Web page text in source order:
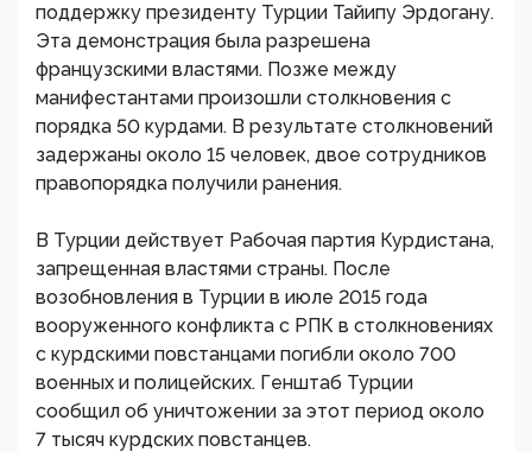
поддержку президенту Турции Тайипу Эрдогану.
Эта демонстрация была разрешена
французскими властями. Позже между
манифестантами произошли столкновения с
порядка 50 курдами. В результате столкновений
задержаны около 15 человек, двое сотрудников
правопорядка получили ранения.
В Турции действует Рабочая партия Курдистана,
запрещенная властями страны. После
возобновления в Турции в июле 2015 года
вооруженного конфликта с РПК в столкновениях
с курдскими повстанцами погибли около 700
военных и полицейских. Генштаб Турции
сообщил об уничтожении за этот период около
7 тысяч курдских повстанцев.